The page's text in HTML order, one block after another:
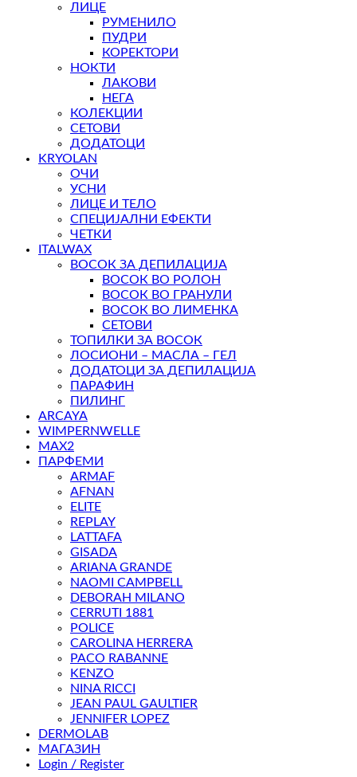
ЛИЦЕ
РУМЕНИЛО
ПУДРИ
КОРЕКТОРИ
НОКТИ
ЛАКОВИ
НЕГА
КОЛЕКЦИИ
СЕТОВИ
ДОДАТОЦИ
KRYOLAN
ОЧИ
УСНИ
ЛИЦЕ И ТЕЛО
СПЕЦИЈАЛНИ ЕФЕКТИ
ЧЕТКИ
ITALWAX
ВОСОК ЗА ДЕПИЛАЦИЈА
ВОСОК ВО РОЛОН
ВОСОК ВО ГРАНУЛИ
ВОСОК ВО ЛИМЕНКА
СЕТОВИ
ТОПИЛКИ ЗА ВОСОК
ЛОСИОНИ – МАСЛА – ГЕЛ
ДОДАТОЦИ ЗА ДЕПИЛАЦИЈА
ПАРАФИН
ПИЛИНГ
ARCAYA
WIMPERNWELLE
MAX2
ПАРФЕМИ
ARMAF
AFNAN
ELITE
REPLAY
LATTAFA
GISADA
ARIANA GRANDE
NAOMI CAMPBELL
DEBORAH MILANO
CERRUTI 1881
POLICE
CAROLINA HERRERA
PACO RABANNE
KENZO
NINA RICCI
JEAN PAUL GAULTIER
JENNIFER LOPEZ
DERMOLAB
МАГАЗИН
Login / Register